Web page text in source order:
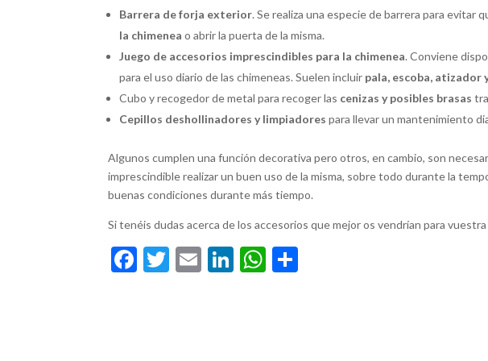
Barrera de forja exterior. Se realiza una especie de barrera para evitar
la chimenea o abrir la puerta de la misma.
Juego de accesorios imprescindibles para la chimenea. Conviene
para el uso diario de las chimeneas. Suelen incluir pala, escoba, atizador
Cubo y recogedor de metal para recoger las cenizas y posibles brasas
Cepillos deshollinadores y limpiadores para llevar un mantenimiento
Algunos cumplen una función decorativa pero otros, en cambio, son
imprescindible realizar un buen uso de la misma, sobre todo durante la
buenas condiciones durante más tiempo.
Si tenéis dudas acerca de los accesorios que mejor os vendrían para
F
T
E
Li W